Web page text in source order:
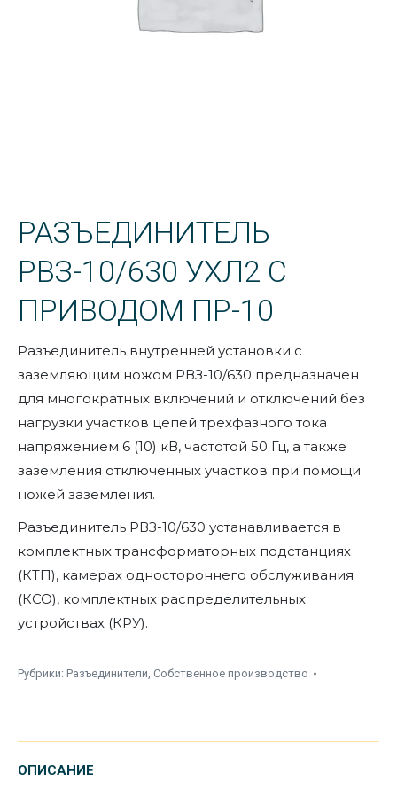
РАЗЪЕДИНИТЕЛЬ
РВЗ-10/630 УХЛ2 С
ПРИВОДОМ ПР-10
Разъединитель внутренней установки с
заземляющим ножом РВЗ-10/630 предназначен
для многократных включений и отключений без
нагрузки участков цепей трехфазного тока
напряжением 6 (10) кВ, частотой 50 Гц, а также
заземления отключенных участков при помощи
ножей заземления.
Разъединитель РВЗ-10/630 устанавливается в
комплектных трансформаторных подстанциях
(КТП), камерах одностороннего обслуживания
(КСО), комплектных распределительных
устройствах (КРУ).
Рубрики: Разъединители, Собственное производство
ОПИСАНИЕ